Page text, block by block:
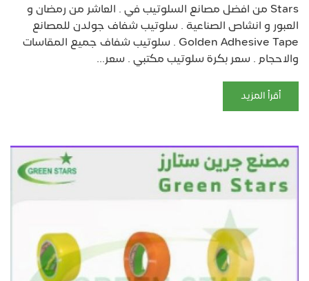
Stars من افضل مصانع السلوتيب في . العاشر من رمضان و
العبور و انشاص الصناعية . سلوتيب شفاف جولدن للمصانع
Golden Adhesive Tape . سلوتيب شفاف جميع المقاسات
والاحجام . سعر بكرة سلوتيب مكتبي . سعر...
أقرأ المزيد